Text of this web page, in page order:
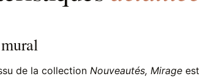
de la collection Nouveautés, Mirage